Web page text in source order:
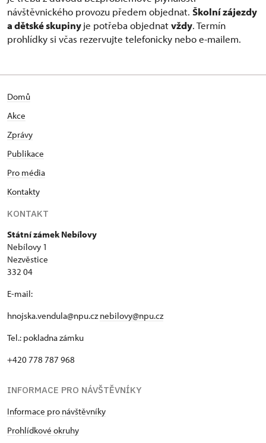
návštěvnického provozu předem objednat. Školní zájezdy
a dětské skupinyje potřeba objednatvždy. Termín
prohlídky si včas rezervujte telefonicky nebo e-mailem.
Domů
Akce
Zprávy
Publikace
Pro média
Kontakty
KONTAKT
Státní zámek Nebílovy
Nebílovy 1
Nezvěstice
332 04
E-mail:
hnojska.vendula@npu.cznebilovy@npu.cz
Tel.: pokladna zámku
+420 778 787 968
INFORMACE PRO NÁVŠTĚVNÍKY
Informace pro návštěvníky
Prohlídkové okruhy